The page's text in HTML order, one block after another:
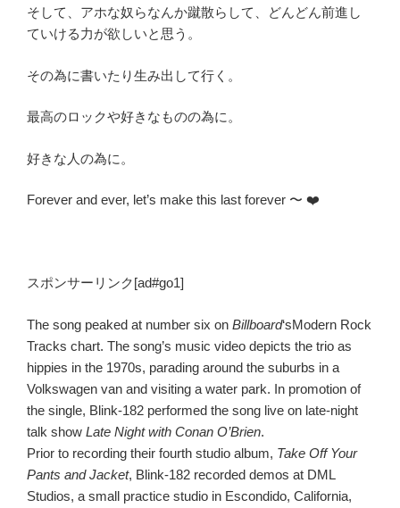
そして、アホな奴らなんか蹴散らして、どんどん前進し
ていける力が欲しいと思う。
その為に書いたり生み出して行く。
最高のロックや好きなものの為に。
好きな人の為に。
Forever and ever, let’s make this last forever 〜 ❤️
スポンサーリンク[ad#go1]
The song peaked at number six on Billboard‘sModern Rock
Tracks chart. The song’s music video depicts the trio as
hippies in the 1970s, parading around the suburbs in a
Volkswagen van and visiting a water park. In promotion of
the single, Blink-182 performed the song live on late-night
talk show Late Night with Conan O’Brien.
Prior to recording their fourth studio album, Take Off Your
Pants and Jacket, Blink-182 recorded demos at DML
Studios, a small practice studio in Escondido, California,